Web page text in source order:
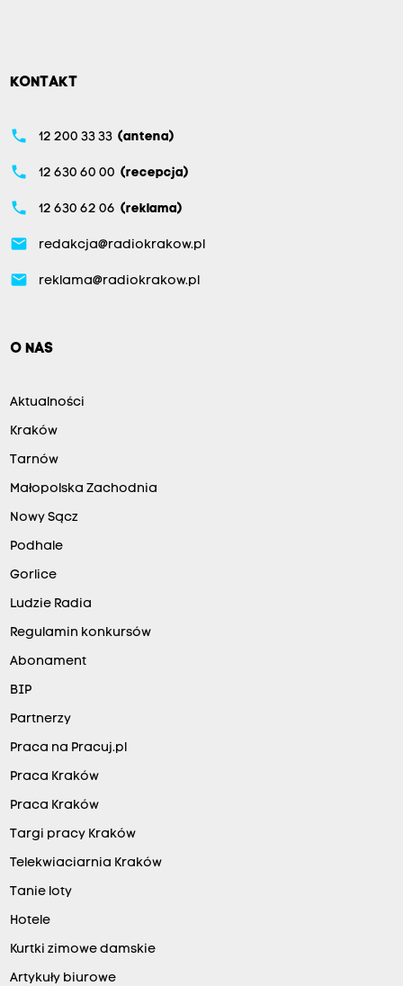
KONTAKT
phone 12 200 33 33 (antena)
phone 12 630 60 00 (recepcja)
phone 12 630 62 06 (reklama)
email redakcja@radiokrakow.pl
email reklama@radiokrakow.pl
O NAS
Aktualności
Kraków
Tarnów
Małopolska Zachodnia
Nowy Sącz
Podhale
Gorlice
Ludzie Radia
Regulamin konkursów
Abonament
BIP
Partnerzy
Praca na Pracuj.pl
Praca Kraków
Praca Kraków
Targi pracy Kraków
Telekwiaciarnia Kraków
Tanie loty
Hotele
Kurtki zimowe damskie
Artykuły biurowe